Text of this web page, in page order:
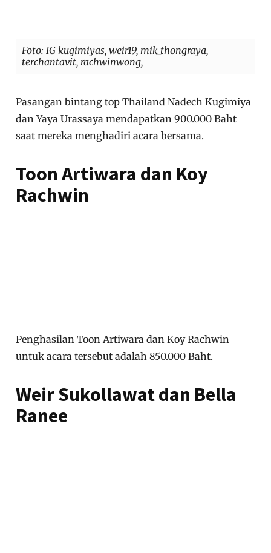
Foto: IG kugimiyas, weir19, mik_thongraya,
terchantavit, rachwinwong,
Pasangan bintang top Thailand Nadech Kugimiya
dan Yaya Urassaya mendapatkan 900.000 Baht
saat mereka menghadiri acara bersama.
Toon Artiwara dan Koy
Rachwin
Penghasilan Toon Artiwara dan Koy Rachwin
untuk acara tersebut adalah 850.000 Baht.
Weir Sukollawat dan Bella
Ranee